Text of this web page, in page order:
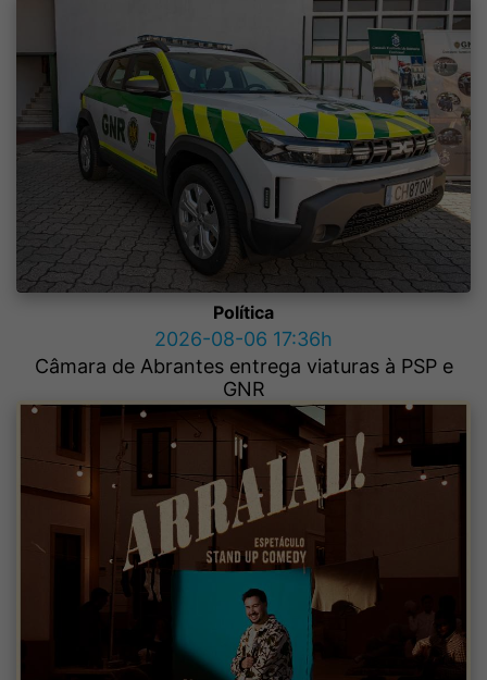
Política
2026-08-06 17:36h
Câmara de Abrantes entrega viaturas à PSP e
GNR